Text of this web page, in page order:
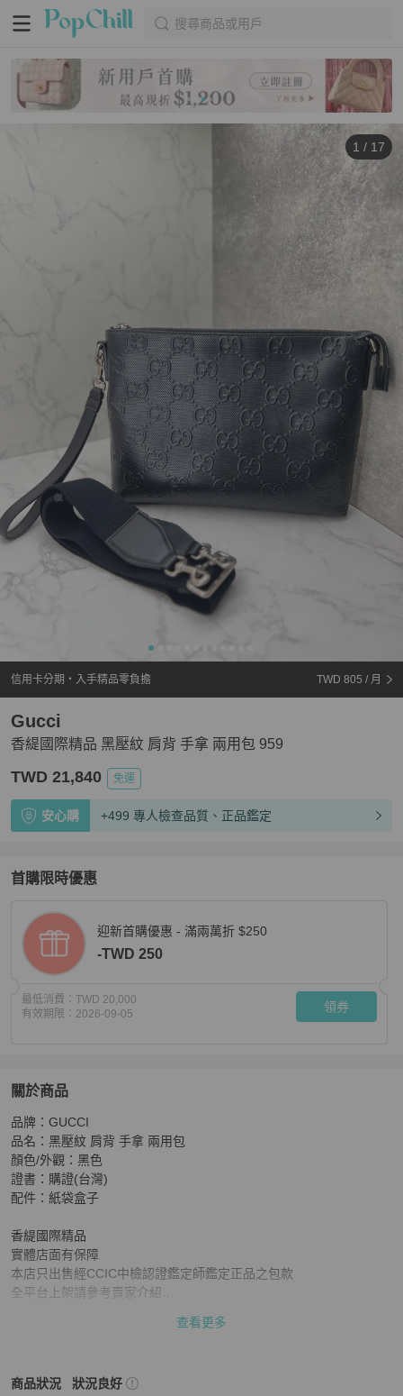
搜尋商品或用戶
1 / 17
信用卡分期・入手精品零負擔 TWD 805 / 月
香緹國際精品 黑壓紋 肩背 手拿 兩用包 959
Gucci
TWD 21,840 免運
安心購 +499 專人檢查品質、正品鑑定
首購限時優惠
迎新首購優惠 - 滿兩萬折 $250
-TWD 250
最低消費： TWD 20,000
有效期限： 2026-09-05 領券
關於商品
關於 香緹國際精品 黑壓紋 肩背 手拿 兩用包 959
品牌：GUCCI
品名：黑壓紋 肩背 手拿 兩用包
顏色/外觀：黑色
證書：購證(台灣)
配件：紙袋盒子
香緹國際精品
實體店面有保障
本店只出售經CCIC中檢認證鑑定師鑑定正品之包款
全平台上架請參考賣家介紹
▪️想看更細圖或是詢問商品問題請先使用聊聊功能。
查看更多
商品狀況
Gucci女包 商品狀態與細節
狀況良好